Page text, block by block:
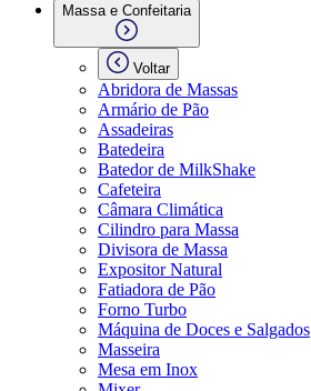
Massa e Confeitaria
Voltar
Abridora de Massas
Armário de Pão
Assadeiras
Batedeira
Batedor de MilkShake
Cafeteira
Câmara Climática
Cilindro para Massa
Divisora de Massa
Expositor Natural
Fatiadora de Pão
Forno Turbo
Máquina de Doces e Salgados
Masseira
Mesa em Inox